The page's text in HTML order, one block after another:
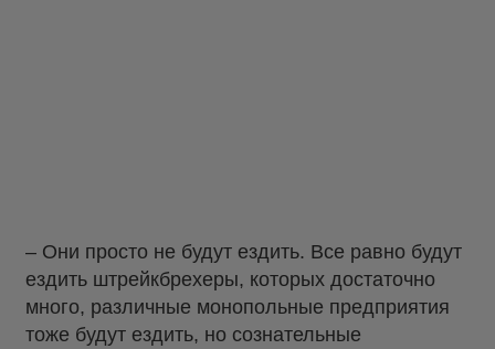
– Они просто не будут ездить. Все равно будут
ездить штрейкбрехеры, которых достаточно
много, различные монопольные предприятия
тоже будут ездить, но сознательные